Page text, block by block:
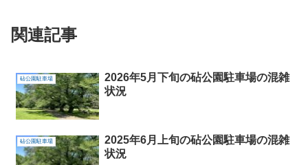
関連記事
砧公園駐車場
2026年5月下旬の砧公園駐車場の混雑
状況
砧公園駐車場
2025年6月上旬の砧公園駐車場の混雑
状況